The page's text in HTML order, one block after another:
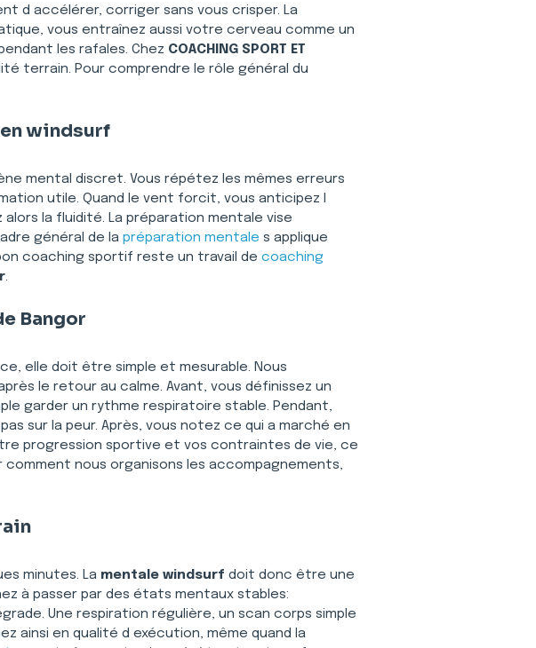
d accélérer, corriger sans vous crisper. La
vous entraînez aussi votre cerveau comme un
les rafales. Chez COACHING SPORT ET
terrain. Pour comprendre le rôle général du
windsurf
mental discret. Vous répétez les mêmes erreurs
utile. Quand le vent forcit, vous anticipez l
la fluidité. La préparation mentale vise
général de la préparation mentale s applique
coaching sportif reste un travail de coaching
.
Bangor
elle doit être simple et mesurable. Nous
le retour au calme. Avant, vous définissez un
garder un rythme respiratoire stable. Pendant,
sur la peur. Après, vous notez ce qui a marché en
progression sportive et vos contraintes de vie, ce
nous organisons les accompagnements,
minutes. La mentale windsurf doit donc être une
à passer par des états mentaux stables:
Une respiration régulière, un scan corps simple
ainsi en qualité d exécution, même quand la